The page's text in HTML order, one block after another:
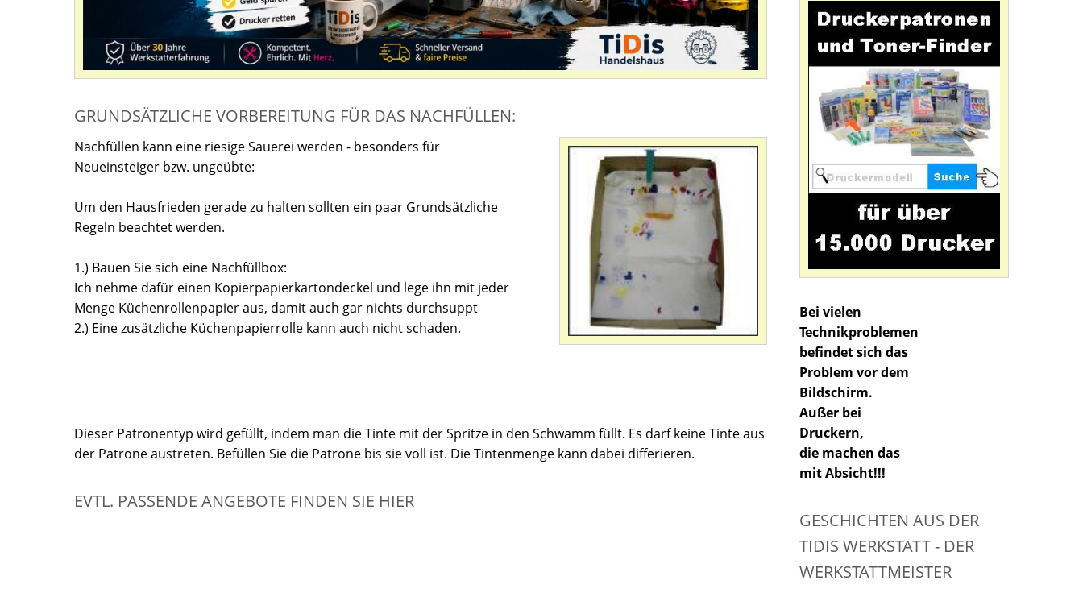
GRUNDSÄTZLICHE VORBEREITUNG FÜR DAS NACHFÜLLEN:
Nachfüllen kann eine riesige Sauerei werden - besonders für
Neueinsteiger bzw. ungeübte:
Um den Hausfrieden gerade zu halten sollten ein paar Grundsätzliche
Regeln beachtet werden.
1.) Bauen Sie sich eine Nachfüllbox:
Ich nehme dafür einen Kopierpapierkartondeckel und lege ihn mit jeder
Menge Küchenrollenpapier aus, damit auch gar nichts durchsuppt
2.) Eine zusätzliche Küchenpapierrolle kann auch nicht schaden.
Dieser Patronentyp wird gefüllt, indem man die Tinte mit der Spritze in den Schwamm füllt. Es darf keine Tinte aus
der Patrone austreten. Befüllen Sie die Patrone bis sie voll ist. Die Tintenmenge kann dabei differieren.
EVTL. PASSENDE ANGEBOTE FINDEN SIE HIER
Bei vielen
Technikproblemen
befindet sich das
Problem vor dem
Bildschirm.
Außer bei
Druckern,
die machen das
mit Absicht!!!
GESCHICHTEN AUS DER
TIDIS WERKSTATT - DER
WERKSTATTMEISTER